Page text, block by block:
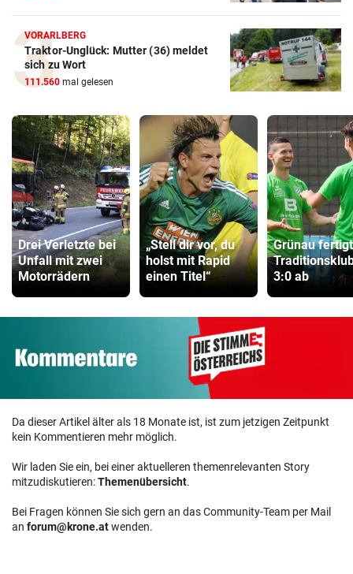
VORARLBERG
Traktor-Unglück: Mutter (36) meldet
sich zu Wort
111.560 mal gelesen
Drei Verletzte bei
Unfall mit zwei
Motorrädern
„Stell dir vor, du
holst mit Rapid
einen Titel“
Grünau
3:0 ab
Da dieser Artikel älter als 18 Monate ist, ist zum jetzigen Zeitpunkt
kein Kommentieren mehr möglich.
Wir laden Sie ein, bei einer aktuelleren themenrelevanten Story
mitzudiskutieren:Themenübersicht.
Bei Fragen können Sie sich gern an das Community-Team per Mail
an forum@krone.atwenden.